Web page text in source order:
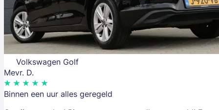
Volkswagen Golf
Mevr. D.
Binnen een uur alles geregeld